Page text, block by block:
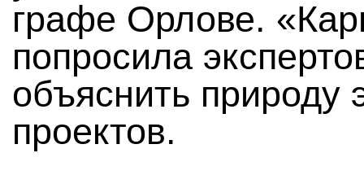
графе Орлове.
попросила
объяснить природу
проектов.